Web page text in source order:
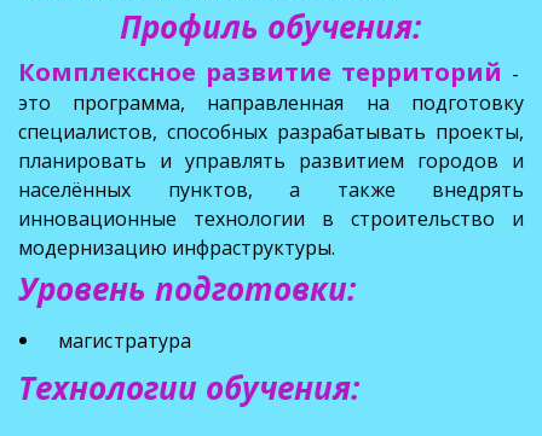
Профиль обучения:
Комплексное развитие территорий -
это программа, направленная на подготовку
специалистов, способных разрабатывать проекты,
планировать и управлять развитием городов и
населённых пунктов, а также внедрять
инновационные технологии в строительство и
модернизацию инфраструктуры.
Уровень подготовки:
магистратура
Технологии обучения: